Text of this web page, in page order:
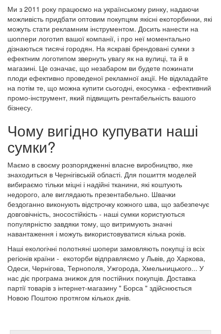
Ми з 2011 року працюємо на українському ринку, надаючи
можливість придбати оптовим покупцям якісні екоторбинки, які
можуть стати рекламним інструментом. Досить нанести на
шоппери логотип вашої компанії, і про неї моментально
дізнаються тисячі городян. На яскраві брендовані сумки з
ефектним логотипом звернуть увагу як на вулиці, та й в
магазині. Це означає, що незабаром ви будете пожинати
плоди ефективно проведеної рекламної акції. Не відкладайте
на потім те, що можна купити сьогодні, екосумка - ефективний
промо-інструмент, який підвищить рентабельність вашого
бізнесу.
Чому вигідно купувати наші
сумки?
Маємо в своєму розпорядженні власне виробництво, яке
знаходиться в Чернігівській області. Для пошиття моделей
вибираємо тільки міцні і надійні тканини, які коштують
недорого, але виглядають презентабельно. Швачки
бездоганно виконують відстрочку кожного шва, що забезпечує
довговічність, зносостійкість - наші сумки користуються
популярністю завдяки тому, що витримують значні
навантаження і можуть використовуватися кілька років.
Наші екологічні полотняні шопери замовляють покупці із всіх
регіонів країни - екоторби відправляємо у Львів, до Харкова,
Одеси, Чернігова, Тернополя, Ужгорода, Хмельницького... У
нас діє програма знижок для постійних покупців. Доставка
партії товарів з інтернет-магазину " Борса " здійснюється
Новою Поштою протягом кількох днів.